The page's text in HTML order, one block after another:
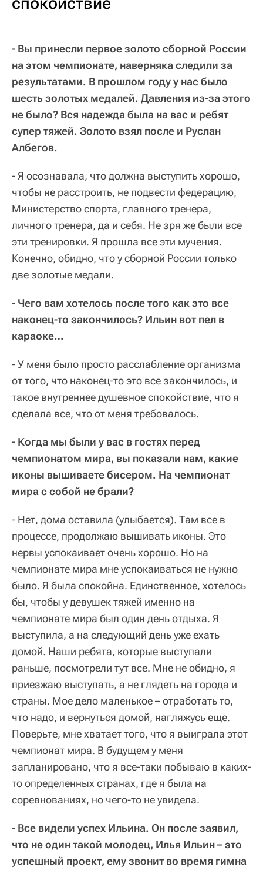
- Вы принесли первое золото сборной России
на этом чемпионате, наверняка следили за
результатами. В прошлом году у нас было
шесть золотых медалей. Давления из-за этого
не было? Вся надежда была на вас и ребят
супер тяжей. Золото взял после и Руслан
Албегов.
- Я осознавала, что должна выступить хорошо,
чтобы не расстроить, не подвести федерацию,
Министерство спорта, главного тренера,
личного тренера, да и себя. Не зря же были все
эти тренировки. Я прошла все эти мучения.
Конечно, обидно, что у сборной России только
две золотые медали.
- Чего вам хотелось после того как это все
наконец-то закончилось? Ильин вот пел в
караоке…
- У меня было просто расслабление организма
от того, что наконец-то это все закончилось, и
такое внутреннее душевное спокойствие, что я
сделала все, что от меня требовалось.
- Когда мы были у вас в гостях перед
чемпионатом мира, вы показали нам, какие
иконы вышиваете бисером. На чемпионат
мира с собой не брали?
- Нет, дома оставила (улыбается). Там все в
процессе, продолжаю вышивать иконы. Это
нервы успокаивает очень хорошо. Но на
чемпионате мира мне успокаиваться не нужно
было. Я была спокойна. Единственное, хотелось
бы, чтобы у девушек тяжей именно на
чемпионате мира был один день отдыха. Я
выступила, а на следующий день уже ехать
домой. Наши ребята, которые выступали
раньше, посмотрели тут все. Мне не обидно, я
приезжаю выступать, а не глядеть на города и
страны. Мое дело маленькое – отработать то,
что надо, и вернуться домой, нагляжусь еще.
Поверьте, мне хватает того, что я выиграла этот
чемпионат мира. В будущем у меня
запланировано, что я все-таки побываю в каких-
то определенных странах, где я была на
соревнованиях, но чего-то не увидела.
- Все видели успех Ильина. Он после заявил,
что не один такой молодец, Илья Ильин – это
успешный проект, ему звонит во время гимна